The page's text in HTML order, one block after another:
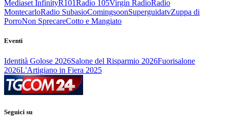
Mediaset InfinityR101 Radio 105Virgin RadioRadio
MontecarloRadio SubasioComingsoonSuperguidatvZuppa di
PorroNon SprecareCotto e Mangiato
Eventi
Identità Golose 2026Salone del Risparmio 2026Fuorisalone
2026L'Artigiano in Fiera 2025
Seguici su